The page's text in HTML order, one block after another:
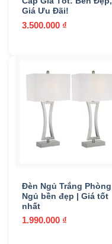
Trong nhà
Đỏ
Nâu
(2)
(9)
Giá Ưu Đãi!
3.500.000 ₫
Đèn Ngủ Trắng Phòng
Ngủ bền đẹp | Giá tốt
nhất
1.990.000 ₫